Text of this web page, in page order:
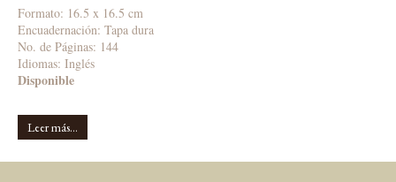
Formato: 16.5 x 16.5 cm
Encuadernación: Tapa dura
No. de Páginas: 144
Idiomas: Inglés
Disponible
Leer más...